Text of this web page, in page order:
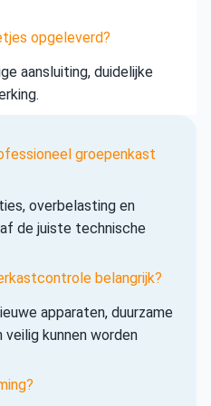
opgeleverd?
aansluiting, duidelijke
groepenkast
overbelasting en
de juiste technische
belangrijk?
apparaten, duurzame
kunnen worden